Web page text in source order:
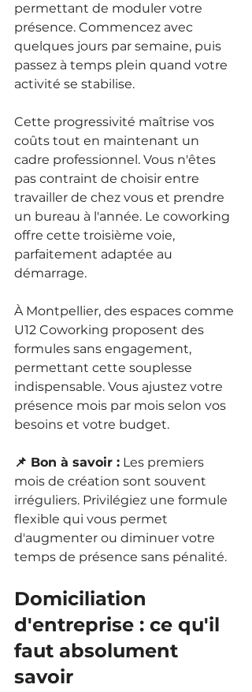
permettant de moduler votre
présence. Commencez avec
quelques jours par semaine, puis
passez à temps plein quand votre
activité se stabilise.
Cette progressivité maîtrise vos
coûts tout en maintenant un
cadre professionnel. Vous n'êtes
pas contraint de choisir entre
travailler de chez vous et prendre
un bureau à l'année. Le coworking
offre cette troisième voie,
parfaitement adaptée au
démarrage.
À Montpellier, des espaces comme
U12 Coworking proposent des
formules sans engagement,
permettant cette souplesse
indispensable. Vous ajustez votre
présence mois par mois selon vos
besoins et votre budget.
📌 Bon à savoir : Les premiers
mois de création sont souvent
irréguliers. Privilégiez une formule
flexible qui vous permet
d'augmenter ou diminuer votre
temps de présence sans pénalité.
Domiciliation
d'entreprise : ce qu'il
faut absolument
savoir